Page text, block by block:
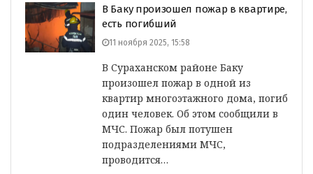
В Баку произошел пожар в квартире,
есть погибший
11 ноября 2025, 15:58
В Сураханском районе Баку
произошел пожар в одной из
квартир многоэтажного дома, погиб
один человек. Об этом сообщили в
МЧС. Пожар был потушен
подразделениями МЧС,
проводится…